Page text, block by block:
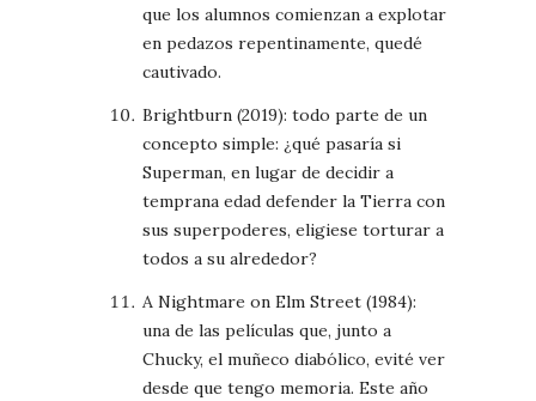
que los alumnos comienzan a explotar
en pedazos repentinamente, quedé
cautivado.
Brightburn (2019): todo parte de un
concepto simple: ¿qué pasaría si
Superman, en lugar de decidir a
temprana edad defender la Tierra con
sus superpoderes, eligiese torturar a
todos a su alrededor?
A Nightmare on Elm Street (1984):
una de las películas que, junto a
Chucky, el muñeco diabólico, evité ver
desde que tengo memoria. Este año